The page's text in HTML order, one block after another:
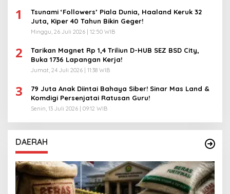
1
Tsunami ‘Followers’ Piala Dunia, Haaland Keruk 32
Juta, Kiper 40 Tahun Bikin Geger!
Minggu, 26 Juli 2026 | 12:50 WIB
2
Tarikan Magnet Rp 1,4 Triliun D-HUB SEZ BSD City,
Buka 1736 Lapangan Kerja!
Jumat, 24 Juli 2026 | 11:38 WIB
3
79 Juta Anak Diintai Bahaya Siber! Sinar Mas Land &
Komdigi Persenjatai Ratusan Guru!
Senin, 13 Juli 2026 | 09:12 WIB
DAERAH